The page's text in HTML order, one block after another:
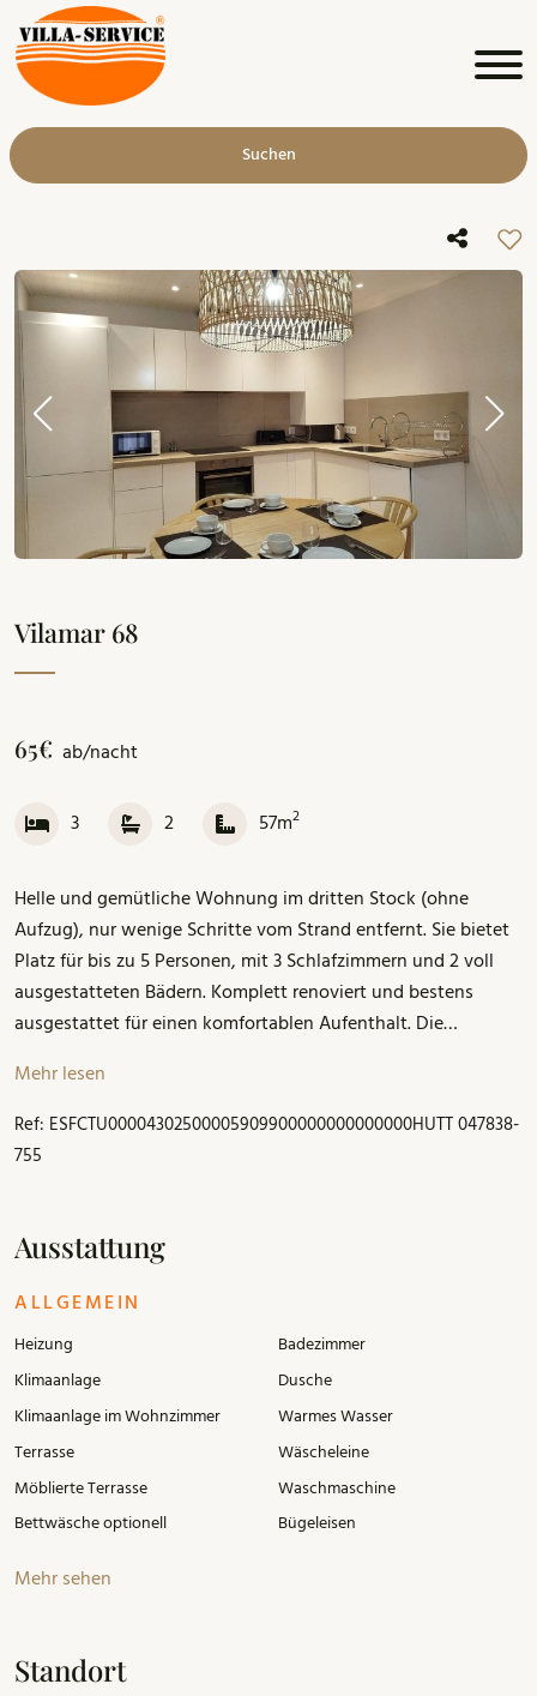
Suchen
Vilamar 68
3 2 57m2
Helle und gemütliche Wohnung im dritten Stock (ohne
Aufzug), nur wenige Schritte vom Strand entfernt. Sie bietet
Platz für bis zu 5 Personen, mit 3 Schlafzimmern und 2 voll
ausgestatteten Bädern. Komplett renoviert und bestens
ausgestattet für einen komfortablen Aufenthalt. Die
mit seitlichem Meerblick – ideal zum Entspannen – und eine
Innenterrasse mit Waschbereich. Klimaanlage in den
Schlafzimmern und im Wohnzimmer. Geschirrspüler.
Mehr lesen
Ref: ESFCTU00004302500005909900000000000000HUTT 047838-
755
Ausstattung
ALLGEMEIN
Heizung
Klimaanlage
Klimaanlage im Wohnzimmer
Terrasse
Möblierte Terrasse
Bettwäsche optionell
Badezimmer
Dusche
Warmes Wasser
Wäscheleine
Waschmaschine
Bügeleisen
Mehr sehen
65€ ab/nacht
Standort